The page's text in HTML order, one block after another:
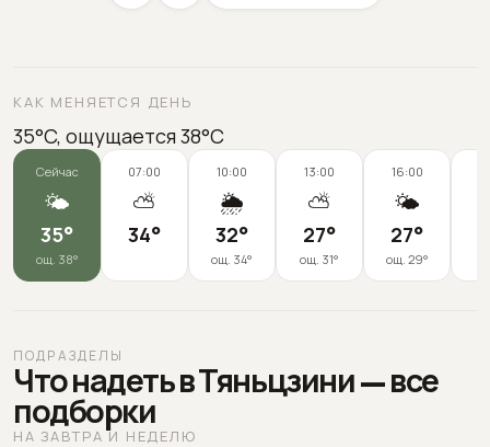
КАК МЕНЯЕТСЯ ДЕНЬ
35°C, ощущается 38°C
Сейчас
🌤️
35°
ощ. 38°
07:00
⛅
34°
10:00
🌦️
32°
ощ. 34°
13:00
⛅
27°
ощ. 31°
16:00
🌤️
27°
ощ. 29°
ПОДРАЗДЕЛЫ
Что надеть в Тяньцзини — все
подборки
НА ЗАВТРА И НЕДЕЛЮ